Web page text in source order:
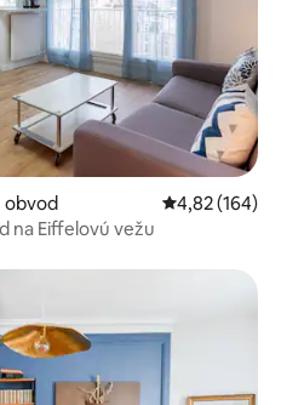
obvod Priemerné
4,82 (164)
na Eiffelovú vežu